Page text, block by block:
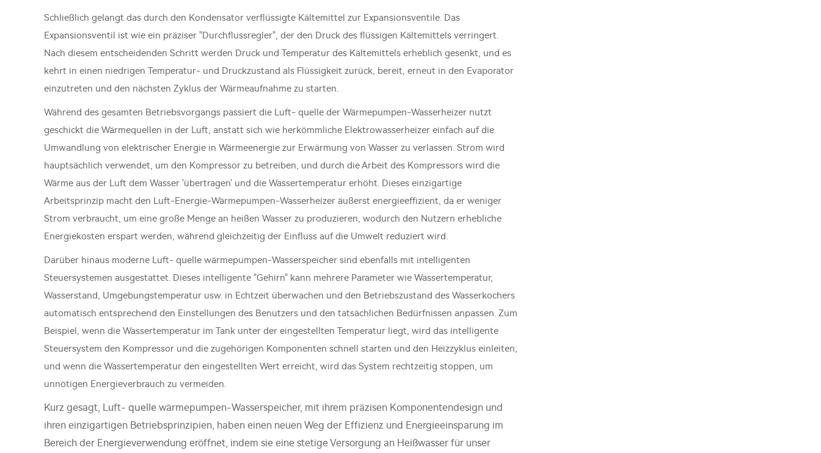
Schließlich gelangt das durch den Kondensator verflüssigte Kältemittel zur Expansionsventile. Das
Expansionsventil ist wie ein präziser "Durchflussregler", der den Druck des flüssigen Kältemittels verringert.
Nach diesem entscheidenden Schritt werden Druck und Temperatur des Kältemittels erheblich gesenkt, und es
kehrt in einen niedrigen Temperatur- und Druckzustand als Flüssigkeit zurück, bereit, erneut in den Evaporator
einzutreten und den nächsten Zyklus der Wärmeaufnahme zu starten.
Während des gesamten Betriebsvorgangs passiert die Luft- quelle der Wärmepumpen-Wasserheizer nutzt
geschickt die Wärmequellen in der Luft, anstatt sich wie herkömmliche Elektrowasserheizer einfach auf die
Umwandlung von elektrischer Energie in Wärmeenergie zur Erwärmung von Wasser zu verlassen. Strom wird
hauptsächlich verwendet, um den Kompressor zu betreiben, und durch die Arbeit des Kompressors wird die
Wärme aus der Luft dem Wasser 'übertragen' und die Wassertemperatur erhöht. Dieses einzigartige
Arbeitsprinzip macht den Luft-Energie-Wärmepumpen-Wasserheizer äußerst energieeffizient, da er weniger
Strom verbraucht, um eine große Menge an heißen Wasser zu produzieren, wodurch den Nutzern erhebliche
Energiekosten erspart werden, während gleichzeitig der Einfluss auf die Umwelt reduziert wird.
Darüber hinaus moderne Luft- quelle wärmepumpen-Wasserspeicher sind ebenfalls mit intelligenten
Steuersystemen ausgestattet. Dieses intelligente "Gehirn" kann mehrere Parameter wie Wassertemperatur,
Wasserstand, Umgebungstemperatur usw. in Echtzeit überwachen und den Betriebszustand des Wasserkochers
automatisch entsprechend den Einstellungen des Benutzers und den tatsächlichen Bedürfnissen anpassen. Zum
Beispiel, wenn die Wassertemperatur im Tank unter der eingestellten Temperatur liegt, wird das intelligente
Steuersystem den Kompressor und die zugehörigen Komponenten schnell starten und den Heizzyklus einleiten;
und wenn die Wassertemperatur den eingestellten Wert erreicht, wird das System rechtzeitig stoppen, um
unnötigen Energieverbrauch zu vermeiden.
Kurz gesagt, Luft- quelle wärmepumpen-Wasserspeicher, mit ihrem präzisen Komponentendesign und
ihren einzigartigen Betriebsprinzipien, haben einen neuen Weg der Effizienz und Energieeinsparung im
Bereich der Energieverwendung eröffnet, indem sie eine stetige Versorgung an Heißwasser für unser